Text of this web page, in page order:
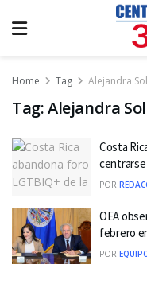
Home Tag Alejandra
Tag:Alejandra
Costa
centrarse
POR
OEA
febrero
POR